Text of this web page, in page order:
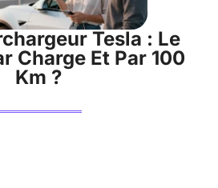
Tesla : Le
Charge Et Par 100
Km ?